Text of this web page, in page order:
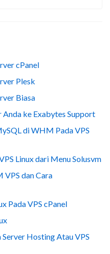
cPanel
Plesk
Biasa
ke Exabytes Support
di WHM Pada VPS
Linux dari Menu Solusvm
dan Cara
Pada VPS cPanel
Hosting Atau VPS